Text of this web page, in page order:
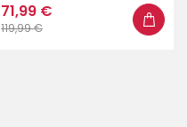
71,99 €
119,99 €